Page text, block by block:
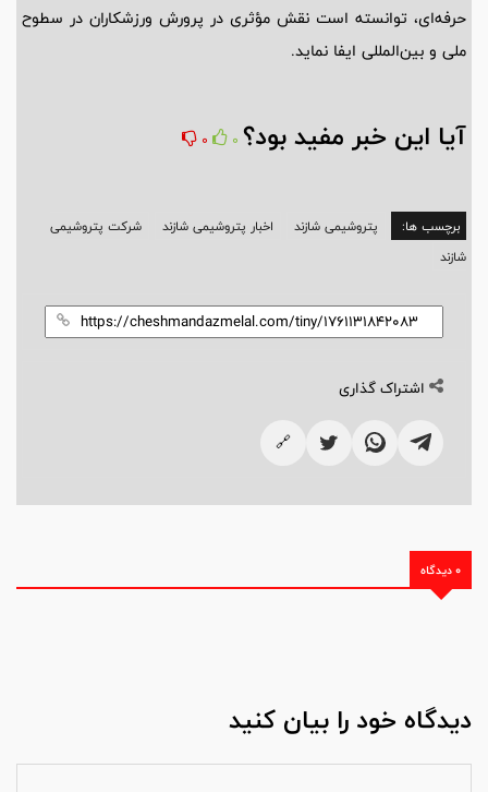
حرفه‌ای، توانسته است نقش مؤثری در پرورش ورزشکاران در سطوح
ملی و بین‌المللی ایفا نماید.
آیا این خبر مفید بود؟ 0
0
برچسب ها: پتروشیمی شازند اخبار پتروشیمی شازند
شرکت پتروشیمی
شازند
اشتراک گذاری
🔗
0 دیدگاه
دیدگاه خود را بیان کنید